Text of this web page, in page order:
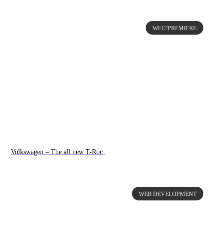
WELTPREMIERE
Volkswagen – The all new T-Roc
WEB DEVELOPMENT